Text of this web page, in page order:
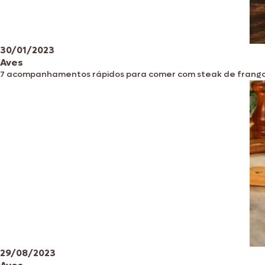
30/01/2023
Aves
7 acompanhamentos rápidos para comer com steak de
29/08/2023